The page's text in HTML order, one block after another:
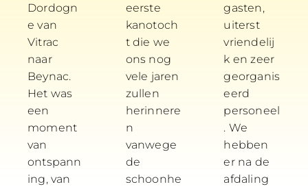
Dordogn
e van
Vitrac
naar
Beynac.
Het was
een
moment
van
ontspann
ing, van
eerste
kanotoch
t die we
ons nog
vele jaren
zullen
herinnere
n
vanwege
de
schoonhe
gasten,
uiterst
vriendelij
k en zeer
georganis
eerd
personeel
. We
hebben
er na de
afdaling